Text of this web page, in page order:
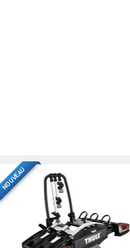
NOUVEAU